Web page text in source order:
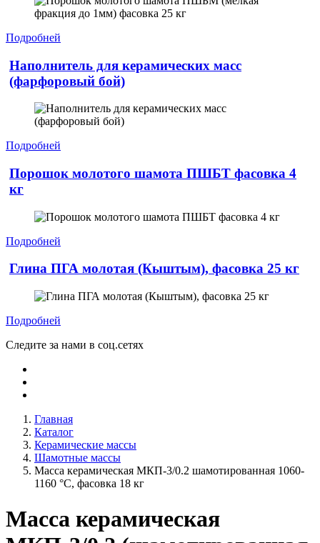
Подробней
Наполнитель для керамических масс
(фарфоровый бой)
Подробней
Порошок молотого шамота ПШБТ фасовка 4
кг
Подробней
Глина ПГА молотая (Кыштым), фасовка 25 кг
Подробней
Следите за нами в соц.сетях
Главная
Каталог
Керамические массы
Шамотные массы
Масса керамическая МКП-3/0.2 шамотированная 1060-
1160 °C, фасовка 18 кг
Масса керамическая